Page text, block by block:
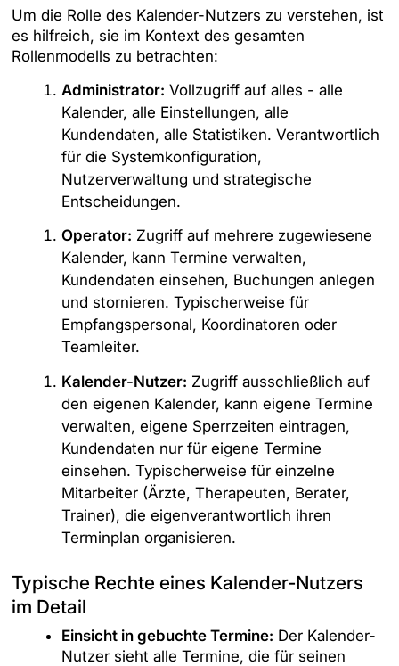
Um die Rolle des Kalender-Nutzers zu verstehen, ist
es hilfreich, sie im Kontext des gesamten
Rollenmodells zu betrachten:
Administrator: Vollzugriff auf alles - alle
Kalender, alle Einstellungen, alle
Kundendaten, alle Statistiken. Verantwortlich
für die Systemkonfiguration,
Nutzerverwaltung und strategische
Entscheidungen.
Operator: Zugriff auf mehrere zugewiesene
Kalender, kann Termine verwalten,
Kundendaten einsehen, Buchungen anlegen
und stornieren. Typischerweise für
Empfangspersonal, Koordinatoren oder
Teamleiter.
Kalender-Nutzer: Zugriff ausschließlich auf
den eigenen Kalender, kann eigene Termine
verwalten, eigene Sperrzeiten eintragen,
Kundendaten nur für eigene Termine
einsehen. Typischerweise für einzelne
Mitarbeiter (Ärzte, Therapeuten, Berater,
Trainer), die eigenverantwortlich ihren
Terminplan organisieren.
Typische Rechte eines Kalender-Nutzers
im Detail
Einsicht in gebuchte Termine: Der Kalender-
Nutzer sieht alle Termine, die für seinen